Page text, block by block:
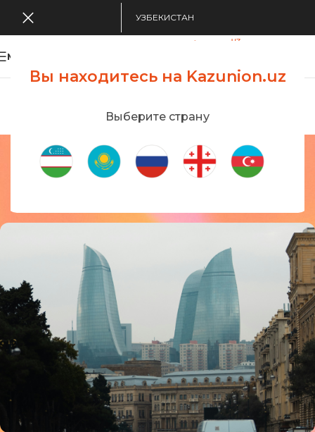
Вы находитесь на Kazunion.uz
Выберите страну
УЗБЕКИСТАН
MENU
Страны
Главная Страны